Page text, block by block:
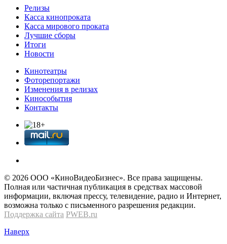
Релизы
Касса кинопроката
Касса мирового проката
Лучшие сборы
Итоги
Новости
Кинотеатры
Фоторепортажи
Изменения в релизах
Кинособытия
Контакты
© 2026 OOО «КиноВидеоБизнес». Все права защищены.
Полная или частичная публикация в средствах массовой
информации, включая прессу, телевидение, радио и Интернет,
возможна только с письменного разрешения редакции.
Поддержка сайта PWEB.ru
Наверх